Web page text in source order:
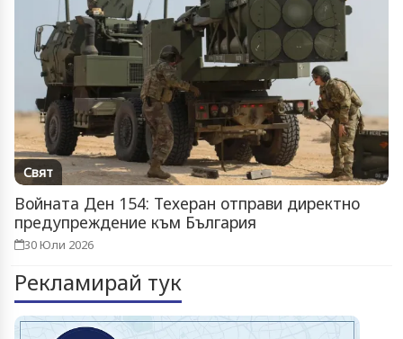
Свят
Войната Ден 154: Техеран отправи директно
предупреждение към България
30 Юли 2026
Рекламирай тук